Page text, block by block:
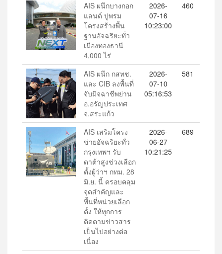
AIS ผนึกบางกอก
แลนด์ ปูพรม
โครงสร้างพื้น
ฐานอัจฉริยะทั่ว
เมืองทองธานี
4,000 ไร่
2026-
07-16
10:23:00
460
AIS ผนึก กสทช.
และ CIB ลงพื้นที่
จับมิจฉาชีพย่าน
อ.อรัญประเทศ
จ.สระแก้ว
2026-
07-10
05:16:53
581
AIS เสริมโครง
ข่ายอัจฉริยะทั่ว
กรุงเทพฯ รับ
ดาต้าสูงช่วงเลือก
ตั้งผู้ว่าฯ กทม. 28
มิ.ย. นี้ ครอบคลุม
จุดสำคัญและ
พื้นที่หน่วยเลือก
ตั้ง ให้ทุกการ
ติดตามข่าวสาร
เป็นไปอย่างต่อ
เนื่อง
2026-
06-27
10:21:25
689